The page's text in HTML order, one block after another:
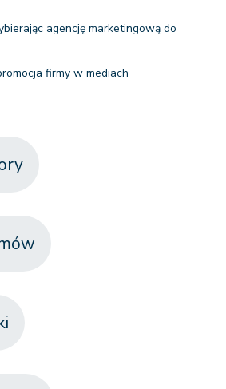
agencję marketingową do
firmy w mediach